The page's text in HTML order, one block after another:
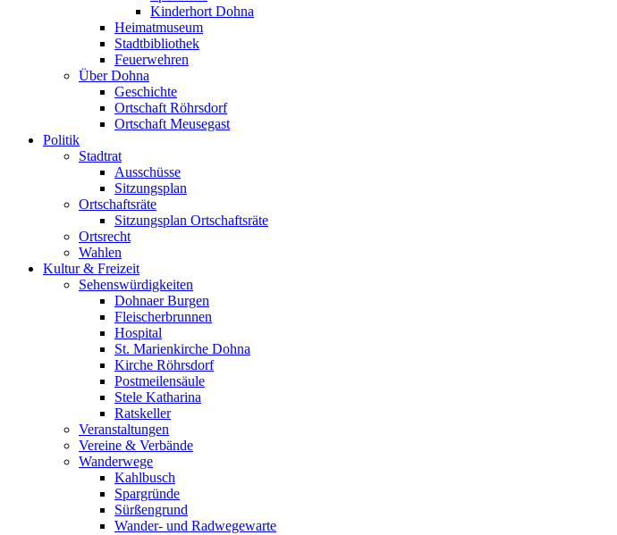
Kinderhort Dohna
Heimatmuseum
Stadtbibliothek
Feuerwehren
Über Dohna
Geschichte
Ortschaft Röhrsdorf
Ortschaft Meusegast
Politik
Stadtrat
Ausschüsse
Sitzungsplan
Ortschaftsräte
Sitzungsplan Ortschaftsräte
Ortsrecht
Wahlen
Kultur & Freizeit
Sehenswürdigkeiten
Dohnaer Burgen
Fleischerbrunnen
Hospital
St. Marienkirche Dohna
Kirche Röhrsdorf
Postmeilensäule
Stele Katharina
Ratskeller
Veranstaltungen
Vereine & Verbände
Wanderwege
Kahlbusch
Spargründe
Sürßengrund
Wander- und Radwegewarte